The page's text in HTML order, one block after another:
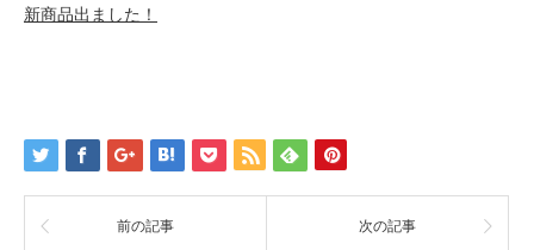
新商品出ました！
前の記事 次の記事